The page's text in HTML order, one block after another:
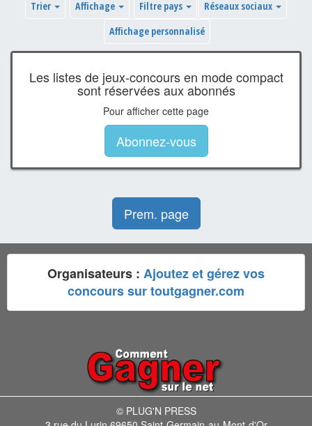
Trier Affichage Filtre pays
Réseaux sociaux
Affichage personnalisé
Les listes de jeux-concours en mode compact
sont réservées aux abonnés
Pour afficher cette page
Abonnez-vous
Prem. page
Organisateurs : Ajoutez et gérez vos
concours sur toutgagner.com
© PLUG'N PRESS